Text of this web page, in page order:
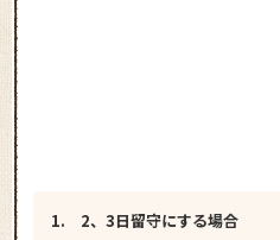
1. 2、3日留守にする場合